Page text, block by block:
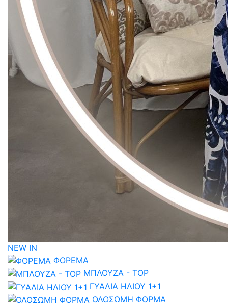
NEW IN
ΦΟΡΕΜΑ
ΜΠΛΟΥΖΑ - TOP
ΓΥΑΛΙΑ ΗΛΙΟΥ 1+1
ΟΛΟΣΩΜΗ ΦΟΡΜΑ